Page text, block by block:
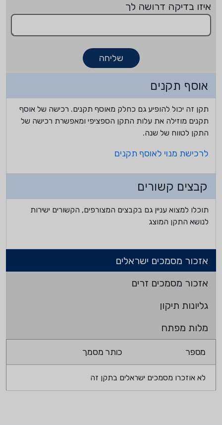
איזו בדיקה דרושה לך
שליחה
אוסף תקנים
תקן זה יכול להופיע גם כחלק מאוסף תקנים. רכישה של אוסף
תקנים מוזילה את עלות התקן הספציפי ומאפשרת רכישה של
התקן לטווח של שנה.
לרכישת מנוי לאוסף תקנים
קבצים קשורים
תוכלו למצוא עניין גם בקבצים המצורפים, הקשורים ישירות
לנושא התקן המוצג
אזכור מסמכים ישראלים
אזכור מסמכים זרים
גליונות תיקון
מלות מפתח
מספר כותר מסמך
לא אוזכרו מסמכים ישראלים בתקן זה